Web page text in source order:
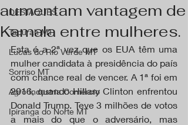
DESTAQUES
Tapurah MT
Lucas do Rio Verde MT
Sorriso MT
Agro Industria Comércio
Ipiranga do Norte MT
aumentam vantagem de
Kamala entre mulheres.
Esta é a 2ª vez que os EUA têm uma
mulher candidata à presidência do país
com chance real de vencer. A 1ª foi em
2016, quando Hillary Clinton enfrentou
Donald Trump. Teve 3 milhões de votos
a mais do que o adversário, mas